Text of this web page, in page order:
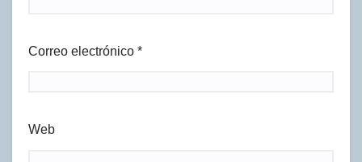
Correo electrónico *
Web